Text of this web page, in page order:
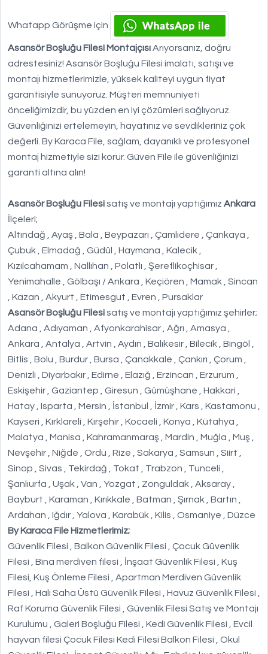
Whatapp Görüşme için
Asansör Boşluğu Filesi MontajçısıArıyorsanız, doğru
adrestesiniz! Asansör Boşluğu Filesi imalatı, satışı ve
montajı hizmetlerimizle, yüksek kaliteyi uygun fiyat
garantisiyle sunuyoruz. Müşteri memnuniyeti
önceliğimizdir, bu yüzden en iyi çözümleri sağlıyoruz.
Güvenliğinizi ertelemeyin, hayatınız ve sevdikleriniz çok
değerli. By Karaca File, sağlam, dayanıklı ve profesyonel
montaj hizmetiyle sizi korur. Güven File ile güvenliğinizi
garanti altına alın!
Asansör Boşluğu Filesisatış ve montajı yaptığımız Ankara
İlçeleri;
Altındağ , Ayaş , Bala , Beypazarı , Çamlıdere , Çankaya ,
Çubuk , Elmadağ , Güdül , Haymana , Kalecik ,
Kızılcahamam , Nallıhan , Polatlı , Şereflikoçhisar ,
Yenimahalle , Gölbaşı / Ankara , Keçiören , Mamak , Sincan
, Kazan , Akyurt , Etimesgut , Evren , Pursaklar
Asansör Boşluğu Filesisatış ve montajı yaptığımız şehirler;
Adana , Adıyaman , Afyonkarahisar , Ağrı , Amasya ,
Ankara , Antalya , Artvin , Aydın , Balıkesir , Bilecik , Bingöl ,
Bitlis , Bolu , Burdur , Bursa , Çanakkale , Çankırı , Çorum ,
Denizli , Diyarbakır , Edirne , Elazığ , Erzincan , Erzurum ,
Eskişehir , Gaziantep , Giresun , Gümüşhane , Hakkari ,
Hatay , Isparta , Mersin , İstanbul , İzmir , Kars , Kastamonu ,
Kayseri , Kırklareli , Kırşehir , Kocaeli , Konya , Kütahya ,
Malatya , Manisa , Kahramanmaraş , Mardin , Muğla , Muş ,
Nevşehir , Niğde , Ordu , Rize , Sakarya , Samsun , Siirt ,
Sinop , Sivas , Tekirdağ , Tokat , Trabzon , Tunceli ,
Şanlıurfa , Uşak , Van , Yozgat , Zonguldak , Aksaray ,
Bayburt , Karaman , Kırıkkale , Batman , Şırnak , Bartın ,
Ardahan , Iğdır , Yalova , Karabük , Kilis , Osmaniye , Düzce
By Karaca File Hizmetlerimiz;
Güvenlik Filesi , Balkon Güvenlik Filesi , Çocuk Güvenlik
Filesi , Bina merdiven filesi , İnşaat Güvenlik Filesi , Kuş
Filesi, Kuş Önleme Filesi , Apartman Merdiven Güvenlik
Filesi , Halı Saha Üstü Güvenlik Filesi , Havuz Güvenlik Filesi ,
Raf Koruma Güvenlik Filesi , Güvenlik Filesi Satış ve Montajı
Kurulumu , Galeri Boşluğu Filesi , Kedi Güvenlik Filesi , Evcil
hayvan filesi Çocuk Filesi Kedi Filesi Balkon Filesi , Okul